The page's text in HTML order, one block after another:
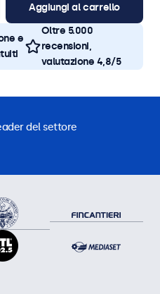
Aggiungi al carrello
e
Oltre 5.000
recensioni,
valutazione 4,8/5
del settore